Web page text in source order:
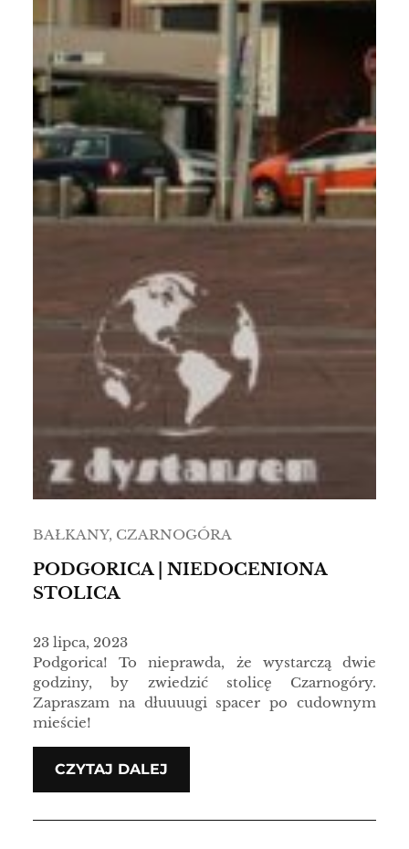
BAŁKANY, CZARNOGÓRA
PODGORICA | NIEDOCENIONA
STOLICA
23 lipca, 2023
Podgorica! To nieprawda, że wystarczą dwie
godziny, by zwiedzić stolicę Czarnogóry.
Zapraszam na dłuuuugi spacer po cudownym
mieście!
CZYTAJ DALEJ